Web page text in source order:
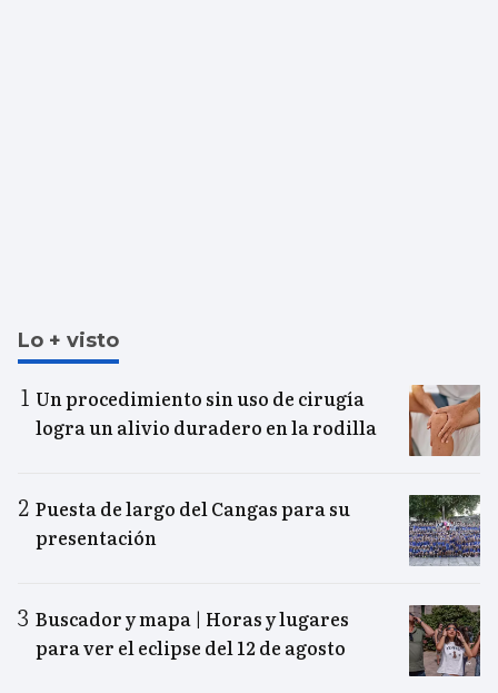
Lo + visto
Un procedimiento sin uso de cirugía
logra un alivio duradero en la rodilla
Puesta de largo del Cangas para su
presentación
Buscador y mapa | Horas y lugares
para ver el eclipse del 12 de agosto